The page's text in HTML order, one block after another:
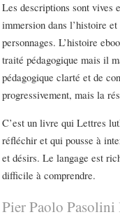
Les descriptions sont vives
immersion dans l’histoire
personnages. L’histoire
traité pédagogique mais il
pédagogique clarté et de
progressivement, mais la
C’est un livre qui Lettres
réfléchir et qui pousse à
et désirs. Le langage est
difficile à comprendre.
Pier Paolo